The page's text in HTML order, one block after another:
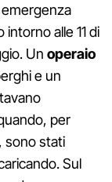
alle 11 di
Un operaio
e un
per
sono stati
Sul